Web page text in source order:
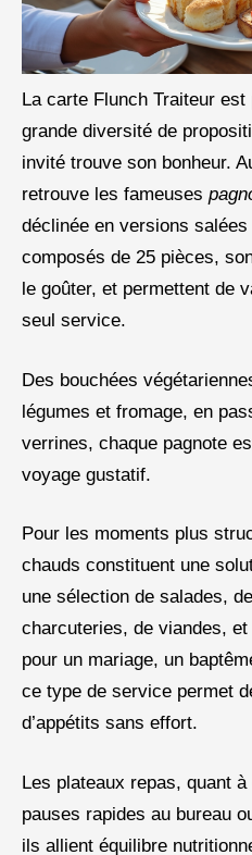
La carte Flunch Traiteur
grande diversité de
invité trouve son bonheur.
retrouve les fameuses
déclinée en versions
composés de 25 pièces,
le goûter, et permettent de
seul service.
Des bouchées
légumes et fromage, en
verrines, chaque pagnote
voyage gustatif.
Pour les moments plus
chauds constituent une
une sélection de salades,
charcuteries, de viandes,
pour un mariage, un
ce type de service permet
d’appétits sans effort.
Les plateaux repas, quant
pauses rapides au bureau
ils allient équilibre